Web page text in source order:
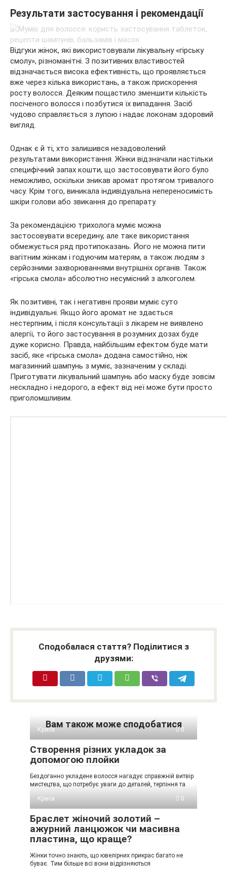
Результати застосування і рекомендації
Відгуки жінок, які використовували лікувальну «гірську
смолу», різноманітні. З позитивних властивостей
відзначається висока ефективність, що проявляється
вже через кілька використань, а також прискорення
росту волосся. Деяким пощастило зменшити кількість
посіченого волосся і позбутися їх випадання. Засіб
чудово справляється з лупою і надає локонам здоровий
вигляд.
Однак є й ті, хто залишився незадоволений
результатами використання. Жінки відзначали настільки
специфічний запах кошти, що застосовувати його було
неможливо, оскільки зникав аромат протягом тривалого
часу. Крім того, виникала індивідуальна непереносимість
шкіри голови або звикання до препарату.
За рекомендацією трихолога муміє можна
застосовувати всередину, але таке використання
обмежується ряд протипоказань. Його не можна пити
вагітним жінкам і годуючим матерям, а також людям з
серйозними захворюваннями внутрішніх органів. Також
«гірська смола» абсолютно несумісний з алкоголем.
Як позитивні, так і негативні прояви муміє суто
індивідуальні. Якщо його аромат не здається
нестерпним, і після консультації з лікарем не виявлено
алергії, то його застосування в розумних дозах буде
дуже корисно. Правда, найбільшим ефектом буде мати
засіб, яке «гірська смола» додана самостійно, ніж
магазинний шампунь з муміє, зазначеним у складі.
Приготувати лікувальний шампунь або маску буде зовсім
нескладно і недорого, а ефект від неї може бути просто
приголомшливим.
Сподобалася стаття? Поділитися з
друзями:
Вам також може сподобатися
Краса 0
Створення різних укладок за
допомогою плойки
Бездоганно укладене волосся нагадує справжній витвір
мистецтва, що потребує уваги до деталей, терпіння та
Краса
0
Браслет жіночий золотий –
ажурний ланцюжок чи масивна
пластина, що краще?
Жінки точно знають, що ювелірних прикрас багато не
буває. Тим більше всі вони відрізняються